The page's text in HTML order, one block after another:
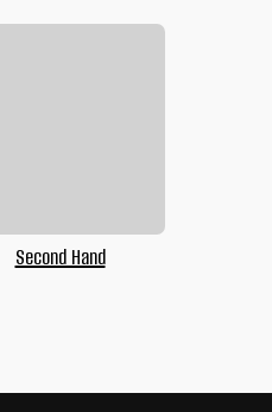
Second Hand